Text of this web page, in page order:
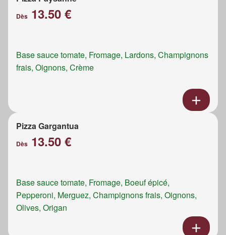
Dès 13.50 €
Base sauce tomate, Fromage, Lardons, Champignons
frais, Oignons, Crème
Pizza Gargantua
Dès 13.50 €
Base sauce tomate, Fromage, Boeuf épicé,
Pepperoni, Merguez, Champignons frais, Oignons,
Olives, Origan